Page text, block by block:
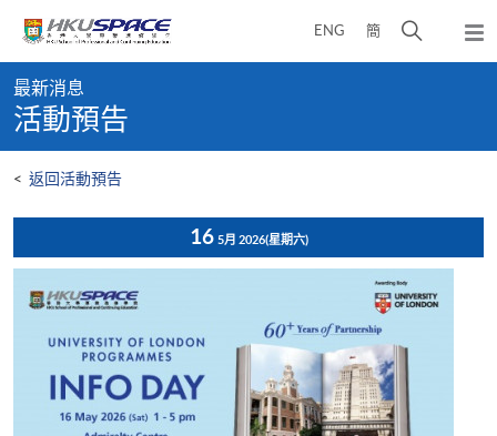
content
ENG 簡
開
彈
出
content
start
最新消息
活動預告
< 返回活動預告
16 5月 2026(星期六)